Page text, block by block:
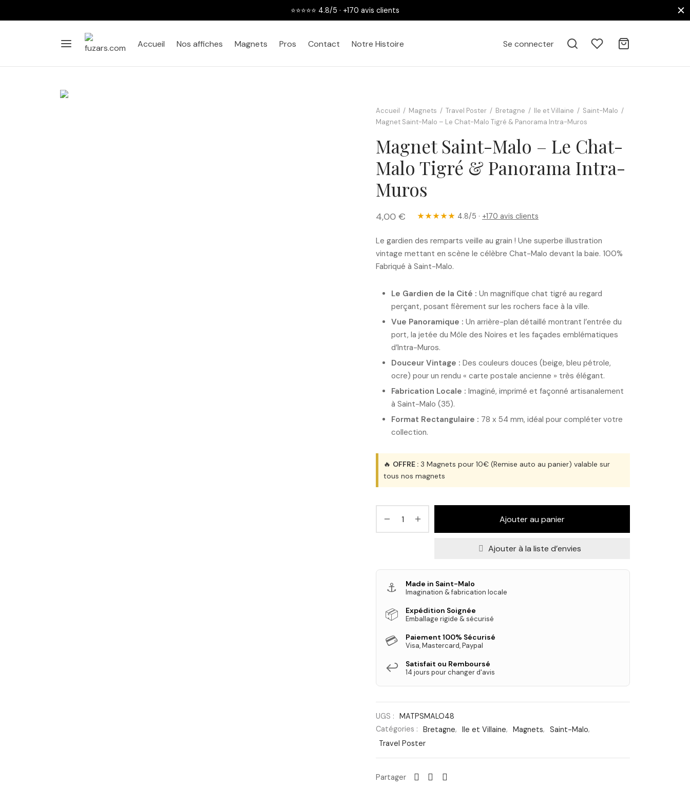
2 achetées = la 3ème OFFERTE
Accueil Nos affiches Magnets Pros Contact Notre Histoire Se connecter
Accueil / Magnets / Travel Poster / Bretagne / Ile et Villaine / Saint-Malo /
Magnet Saint-Malo – Le Chat-Malo Tigré & Panorama Intra-Muros
Magnet Saint-Malo – Le Chat-
Malo Tigré & Panorama Intra-
Muros
4,00 € ★★★★★ 4.8/5 · +170 avis clients
Le gardien des remparts veille au grain ! Une superbe illustration
vintage mettant en scène le célèbre Chat-Malo devant la baie. 100%
Fabriqué à Saint-Malo.
Le Gardien de la Cité : Un magnifique chat tigré au regard
perçant, posant fièrement sur les rochers face à la ville.
Vue Panoramique : Un arrière-plan détaillé montrant l’entrée du
port, la jetée du Môle des Noires et les façades emblématiques
d’Intra-Muros.
Douceur Vintage : Des couleurs douces (beige, bleu pétrole,
ocre) pour un rendu « carte postale ancienne » très élégant.
Fabrication Locale : Imaginé, imprimé et façonné artisanalement
à Saint-Malo (35).
Format Rectangulaire : 78 x 54 mm, idéal pour compléter votre
collection.
🔥 OFFRE : 3 Magnets pour 10€ (Remise auto au panier) valable sur
tous nos magnets
Ajouter au panier
Ajouter à la liste d’envies
⚓ Made in Saint-Malo
Imagination & fabrication locale
📦 Expédition Soignée
Emballage rigide & sécurisé
💳 Paiement 100% Sécurisé
Visa, Mastercard, Paypal
↩️ Satisfait ou Remboursé
14 jours pour changer d'avis
UGS :
MATPSMALO48
Catégories :
Bretagne, Ile et Villaine, Magnets, Saint-Malo,
Travel Poster
Partager